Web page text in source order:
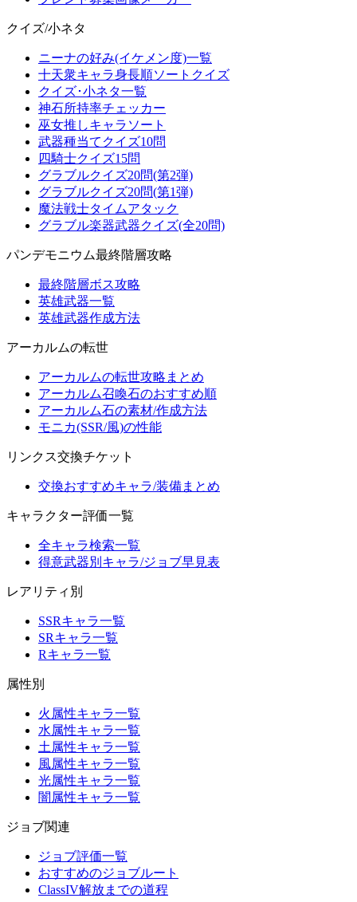
クイズ/小ネタ
ニーナの好み(イケメン度)一覧
十天衆キャラ身長順ソートクイズ
クイズ･小ネタ一覧
神石所持率チェッカー
巫女推しキャラソート
武器種当てクイズ10問
四騎士クイズ15問
グラブルクイズ20問(第2弾)
グラブルクイズ20問(第1弾)
魔法戦士タイムアタック
グラブル楽器武器クイズ(全20問)
パンデモニウム最終階層攻略
最終階層ボス攻略
英雄武器一覧
英雄武器作成方法
アーカルムの転世
アーカルムの転世攻略まとめ
アーカルム召喚石のおすすめ順
アーカルム石の素材/作成方法
モニカ(SSR/風)の性能
リンクス交換チケット
交換おすすめキャラ/装備まとめ
キャラクター評価一覧
全キャラ検索一覧
得意武器別キャラ/ジョブ早見表
レアリティ別
SSRキャラ一覧
SRキャラ一覧
Rキャラ一覧
属性別
火属性キャラ一覧
水属性キャラ一覧
土属性キャラ一覧
風属性キャラ一覧
光属性キャラ一覧
闇属性キャラ一覧
ジョブ関連
ジョブ評価一覧
おすすめのジョブルート
ClassIV解放までの道程